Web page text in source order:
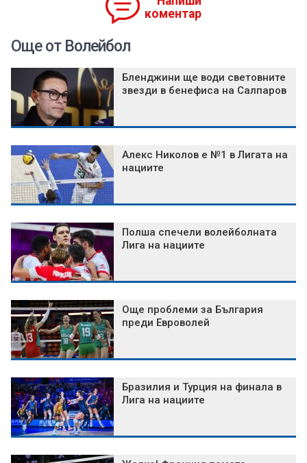
коментар
Още от Волейбол
Бленджини ще води световните
звезди в бенефиса на Салпаров
Алекс Николов е №1 в Лигата на
нациите
Полша спечели волейболната
Лига на нациите
Още проблеми за България
преди Евроволей
Бразилия и Турция на финала в
Лига на нациите